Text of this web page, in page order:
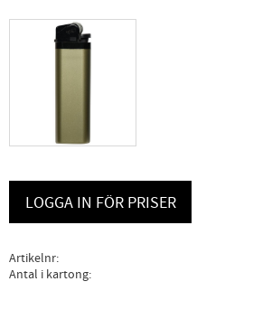
LOGGA IN FÖR PRISER
Artikelnr
Antal i kartong